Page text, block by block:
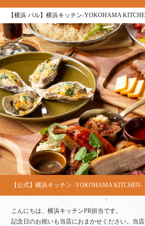
【横浜 バル】横浜キッチン-YOKOHAMA
【公式】横浜キッチン -YOKOHAMA KITCHEN-
こんにちは、横浜キッチンPR担当です。
記念日のお祝いも当店におまかせください。当